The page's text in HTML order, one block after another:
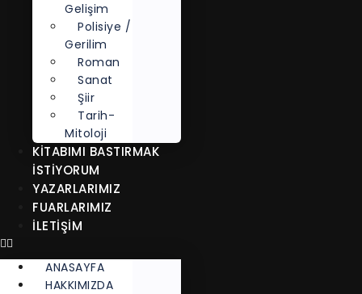
Gelişim
Polisiye /
Gerilim
Roman
Sanat
Şiir
Tarih-
Mitoloji
KITABIMI BASTIRMAK
İSTIYORUM
YAZARLARIMIZ
FUARLARIMIZ
İLETİŞİM
ANASAYFA
HAKKIMIZDA